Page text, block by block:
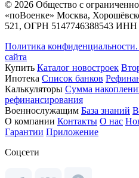
© 2026 Общество с
«поВоенке» Москва,
521, ОГРН 5147746388543 ИНН
Политика конфиденциальности.
сайта
Купить Каталог новостроек
Ипотека Список банков
Калькуляторы Сумма
рефинансирования
Военнослужащим База знаний
О компании Контакты О нас
Гарантии Приложение
Соцсети